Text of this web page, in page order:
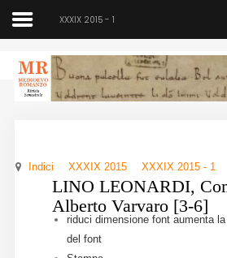
Medioevo Romanzo
Home
Chi siamo
Direzione
XXXIX 2015 - 1
Indici XXXIX 2015 XXXIX 2015 - 1
LINO LEONARDI,
Alberto Varvaro [3-6]
riduci dimensione font aumenta
del font